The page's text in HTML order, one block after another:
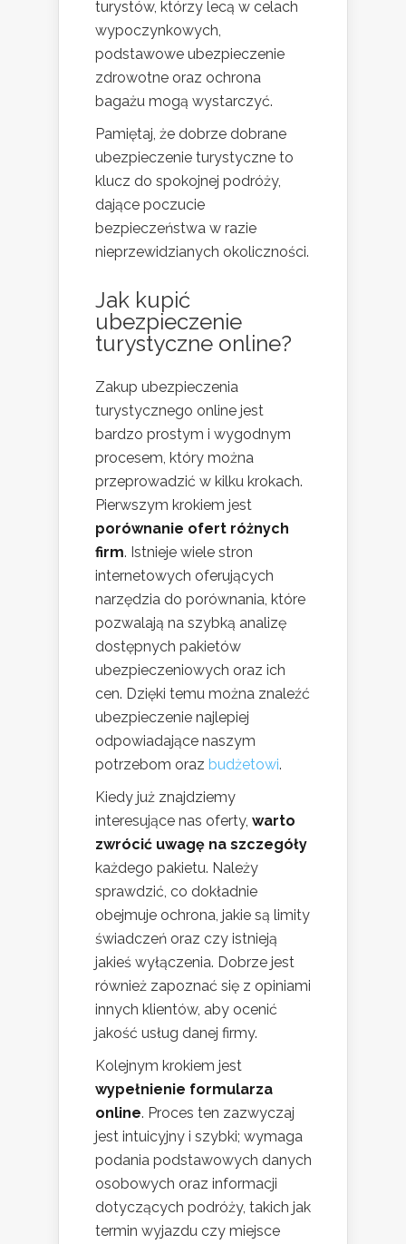
turystów, którzy lecą w celach
wypoczynkowych,
podstawowe ubezpieczenie
zdrowotne oraz ochrona
bagażu mogą wystarczyć.
Pamiętaj, że dobrze dobrane
ubezpieczenie turystyczne to
klucz do spokojnej podróży,
dające poczucie
bezpieczeństwa w razie
nieprzewidzianych okoliczności.
Jak kupić
ubezpieczenie
turystyczne online?
Zakup ubezpieczenia
turystycznego online jest
bardzo prostym i wygodnym
procesem, który można
przeprowadzić w kilku krokach.
Pierwszym krokiem jest
porównanie ofert różnych
firm. Istnieje wiele stron
internetowych oferujących
narzędzia do porównania, które
pozwalają na szybką analizę
dostępnych pakietów
ubezpieczeniowych oraz ich
cen. Dzięki temu można znaleźć
ubezpieczenie najlepiej
odpowiadające naszym
potrzebom oraz budżetowi.
Kiedy już znajdziemy
interesujące nas oferty, warto
zwrócić uwagę na szczegóły
każdego pakietu. Należy
sprawdzić, co dokładnie
obejmuje ochrona, jakie są limity
świadczeń oraz czy istnieją
jakieś wyłączenia. Dobrze jest
również zapoznać się z opiniami
innych klientów, aby ocenić
jakość usług danej firmy.
Kolejnym krokiem jest
wypełnienie formularza
online. Proces ten zazwyczaj
jest intuicyjny i szybki; wymaga
podania podstawowych danych
osobowych oraz informacji
dotyczących podróży, takich jak
termin wyjazdu czy miejsce